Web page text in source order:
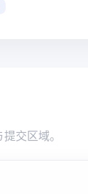
交区域。